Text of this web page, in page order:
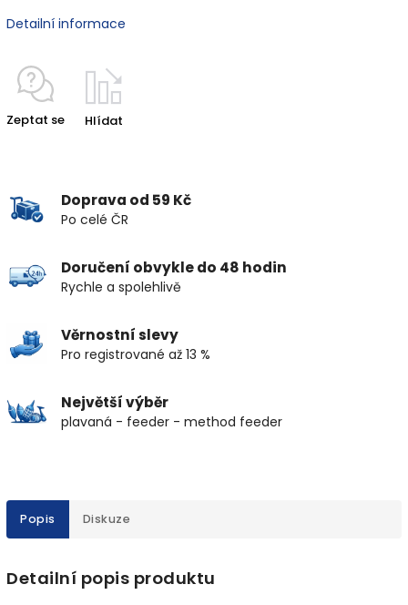
Detailní informace
Zeptat se Hlídat
Doprava od 59 Kč
Po celé ČR
Doručení obvykle do 48 hodin
Rychle a spolehlivě
Věrnostní slevy
Pro registrované až 13 %
Největší výběr
plavaná - feeder - method feeder
Popis Diskuze
Detailní popis produktu